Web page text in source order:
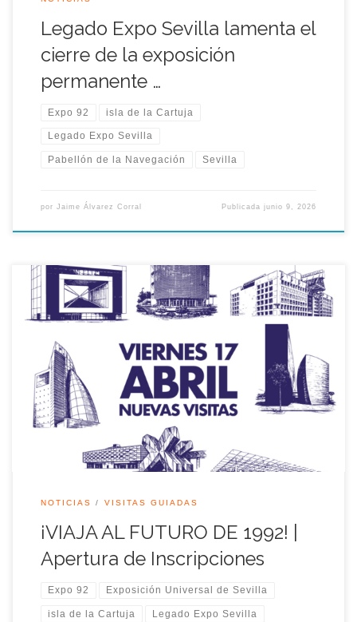
Legado Expo Sevilla lamenta el
cierre de la exposición
permanente …
Expo 92 isla de la Cartuja
Legado Expo Sevilla
Pabellón de la Navegación Sevilla
por Jaime Álvarez Corral Publicadajunio 9, 2026
¿Listo para redescubrir la Cartuja? La Asociación Legado Expo
Sevilla te invita a una nueva edición de nuestras exclusivas
rutas guiadas el próximo viernes 17 de Abril 2026 por la tarde.
Esta vez, ponemos el foco en el fascinante Sector Norte del
recinto. Ven a explorar cómo los pabellones que […]
NOTICIAS VISITAS GUIADAS
¡VIAJA AL FUTURO DE 1992! |
Apertura de Inscripciones
Expo 92 Exposición Universal de Sevilla
isla de la Cartuja Legado Expo Sevilla